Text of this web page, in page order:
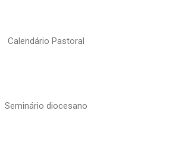
Calendário Pastoral
Seminário diocesano